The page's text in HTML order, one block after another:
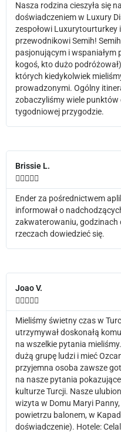
Nasza rodzina cieszyła się
doświadczeniem w Luxury
zespołowi Luxurytourturkey
przewodnikowi Semih!
pasjonującym i wspaniałym
kogoś, kto dużo
których kiedykolwiek
prowadzonymi. Ogólny
zobaczyliśmy wiele punktów
tygodniowej przygodzie.
Brissie L.

Ender za pośrednictwem
informował o
zakwaterowaniu, godzinach
rzeczach dowiedzieć się.
Joao V.

Mieliśmy świetny czas w
utrzymywał doskonałą
na wszelkie pytania
dużą grupę ludzi i mieć
przyjemna osoba zawsze
na nasze pytania
kulturze Turcji. Nasze
wizyta w Domu Maryi
powietrzu balonem, w
doświadczenie). Hotele: